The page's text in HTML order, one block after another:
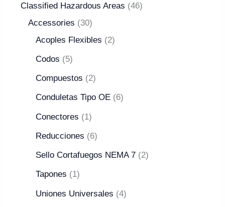
Classified Hazardous Areas
46
Accessories
30
Acoples Flexibles
2
Codos 5
Compuestos 2
Conduletas Tipo OE 6
Conectores 1
Reducciones 6
Sello Cortafuegos NEMA 7 2
Tapones 1
Uniones Universales 4